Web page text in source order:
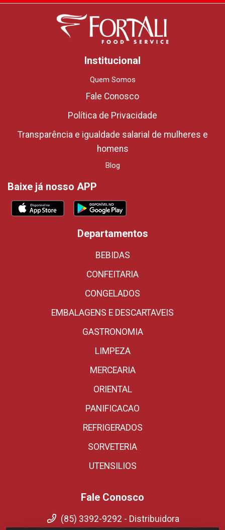
Institucional
Quem Somos
Fale Conosco
Política de Privacidade
Transparência e igualdade salarial de mulheres e
homens
Blog
Baixe já nosso APP
Departamentos
BEBIDAS
CONFEITARIA
CONGELADOS
EMBALAGENS E DESCARTAVEIS
GASTRONOMIA
LIMPEZA
MERCEARIA
ORIENTAL
PANIFICACAO
REFRIGERADOS
SORVETERIA
UTENSILIOS
Fale Conosco
(85) 3392-9292 - Distribuidora